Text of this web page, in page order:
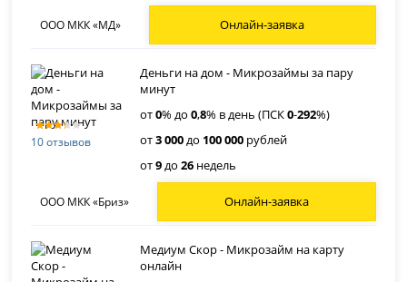
ООО МКК «МД» Онлайн-заявка
10 отзывов
Деньги на дом - Микрозаймы за пару
минут
от0% до0,8% в день (ПСК0-292%)
от3 000до 100 000 рублей
от9до26 недель
ООО МКК «Бриз» Онлайн-заявка
Медиум Скор - Микрозайм на карту
онлайн